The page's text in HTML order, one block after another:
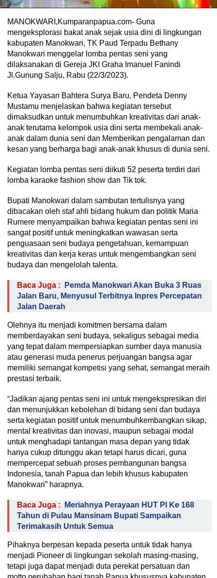
MANOKWARI,Kumparanpapua.com- Guna
mengeksplorasi bakat anak sejak usia dini di lingkungan
kabupaten Manokwari, TK Paud Terpadu Bethany
Manokwari menggelar lomba pentas seni yang
dilaksanakan di Gereja JKI Graha Imanuel Fanindi
Jl.Gunung Salju, Rabu (22/3/2023).
Ketua Yayasan Bahtera Surya Baru, Pendeta Denny
Mustamu menjelaskan bahwa kegiatan tersebut
dimaksudkan untuk menumbuhkan kreativitas dari anak-
anak terutama kelompok usia dini serta membekali anak-
anak dalam dunia seni dan Memberikan pengalaman dan
kesan yang berharga bagi anak-anak khusus di dunia seni.
Kegiatan lomba pentas seni diikuti 52 peserta terdiri dari
lomba karaoke fashion show dan Tik tok.
Bupati Manokwari dalam sambutan tertulisnya yang
dibacakan oleh staf ahli bidang hukum dan politik Maria
Rumere menyampaikan bahwa kegiatan pentas seni ini
sangat positif untuk meningkatkan wawasan serta
penguasaan seni budaya pengetahuan, kemampuan
kreativitas dan kerja keras untuk mengembangkan seni
budaya dan mengelolah talenta.
Baca Juga :
Pemda Manokwari Akan Buka 3 Ruas
Jalan Baru, Menyusul Terbitnya Inpres Percepatan
Jalan Daerah
Olehnya itu menjadi komitmen bersama dalam
memberdayakan seni budaya, sekaligus sebagai media
yang tepat dalam mempersiapkan sumber daya manusia
atau generasi muda penerus perjuangan bangsa agar
memiliki semangat kompetisi yang sehat, semangat meraih
prestasi terbaik.
“Jadikan ajang pentas seni ini untuk mengekspresikan diri
dan menunjukkan kebolehan di bidang seni dan budaya
serta kegiatan positif untuk menumbuhkembangkan sikap,
mental kreativitas dan inovasi, maupun sebagai modal
untuk menghadapi tantangan masa depan yang tidak
hanya cukup ditunggu akan tetapi harus dicari, guna
mempercepat sebuah proses pembangunan bangsa
Indonesia, tanah Papua dan lebih khusus kabupaten
Manokwari” harapnya.
Baca Juga :
Meriahnya Perayaan HUT PI Ke 168
Tahun di Pulau Mansinam Bupati Sampaikan
Terimakasih Untuk Semua
Pihaknya berpesan kepada peserta untuk tidak hanya
menjadi Pioneer di lingkungan sekolah masing-masing,
tetapi juga dapat menjadi duta perekat persatuan dan